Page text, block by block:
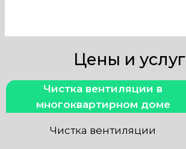
Цены и
Чистка вентиляции в
многоквартирном доме
Чистка вентиляции